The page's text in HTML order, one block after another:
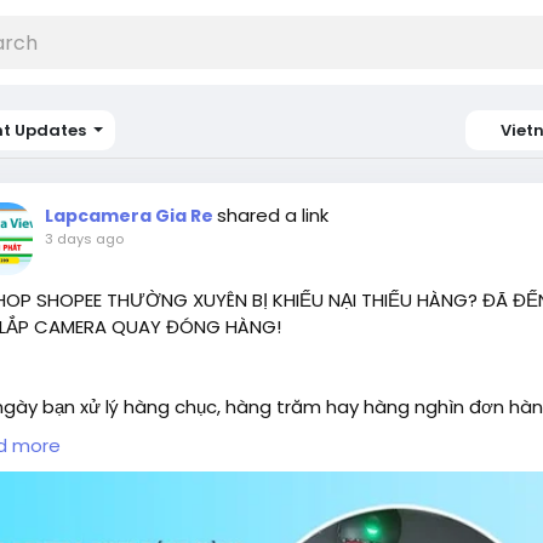
Updates
Lapcamera Gia Re shared a link
3 days ago
SHOPEE THƯỜNG XUYÊN BỊ KHIẾU NẠI THIẾU HÀNG? ĐÃ
CAMERA QUAY ĐÓNG HÀNG!
bạn xử lý hàng chục, hàng trăm hay hàng nghìn đơn
một đơn bị khiếu nại "thiếu hàng", "giao sai sản phẩm" hoặc
đúng đơn" cũng có thể khiến shop mất tiền, mất thời gian
more